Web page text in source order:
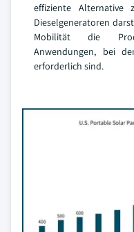
effiziente Alternative
Dieselgeneratoren
Mobilität die
Anwendungen, bei
erforderlich sind.